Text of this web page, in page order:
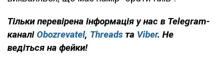
Тільки перевірена інформація у нас в Telegram-
каналі Obozrevatel, Threads та Viber. Не
ведіться на фейки!